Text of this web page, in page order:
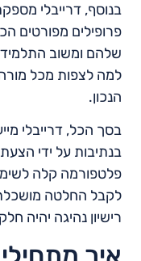
בנוסף, דרייבלי
פרופילים מפורטים
שלהם ומשוב
למה לצפות מכל
הנכון.
בסך הכל, דרייבלי
בנתיבות על ידי
פלטפורמה קלה
לקבל החלטה
רישיון נהיגה יהיה